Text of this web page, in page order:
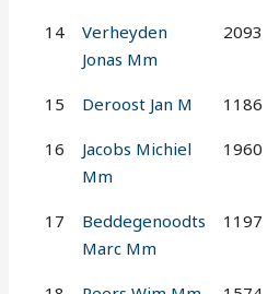
14
Verheyden
Jonas Mm
2093
15 Deroost Jan M 1186
16
Jacobs Michiel
Mm
1960
17
Beddegenoodts
Marc Mm
1197